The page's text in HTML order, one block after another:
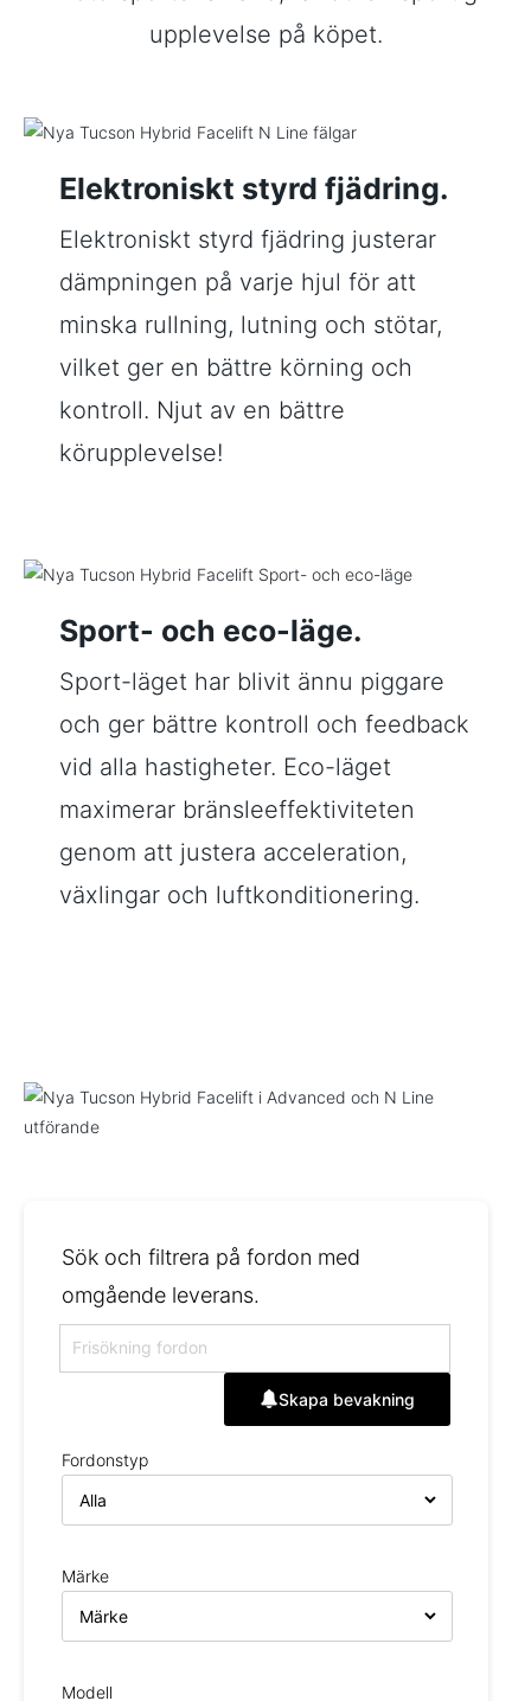
upplevelse på köpet.
Elektroniskt styrd fjädring.
Elektroniskt styrd fjädring justerar
dämpningen på varje hjul för att
minska rullning, lutning och stötar,
vilket ger en bättre körning och
kontroll. Njut av en bättre
körupplevelse!
Sport- och eco-läge.
Sport-läget har blivit ännu piggare
och ger bättre kontroll och feedback
vid alla hastigheter. Eco-läget
maximerar bränsleeffektiviteten
genom att justera acceleration,
växlingar och luftkonditionering.
Sök och filtrera på fordon med
omgående leverans.
Skapa bevakning
Fordonstyp
Märke
Modell